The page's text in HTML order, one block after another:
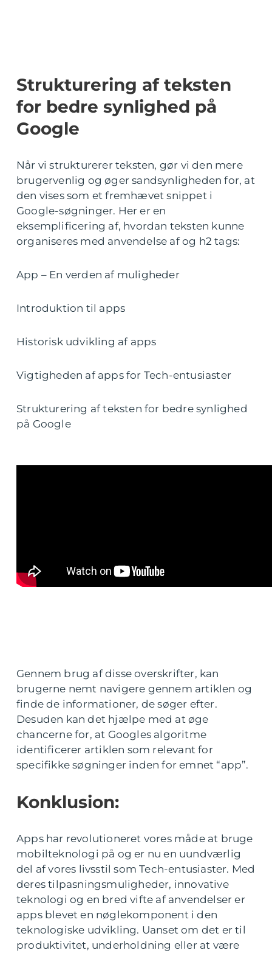
Strukturering af teksten
for bedre synlighed på
Google
Når vi strukturerer teksten, gør vi den mere
brugervenlig og øger sandsynligheden for, at
den vises som et fremhævet snippet i
Google-søgninger. Her er en
eksemplificering af, hvordan teksten kunne
organiseres med anvendelse af og h2 tags:
App – En verden af muligheder
Introduktion til apps
Historisk udvikling af apps
Vigtigheden af apps for Tech-entusiaster
Strukturering af teksten for bedre synlighed
på Google
Gennem brug af disse overskrifter, kan
brugerne nemt navigere gennem artiklen og
finde de informationer, de søger efter.
Desuden kan det hjælpe med at øge
chancerne for, at Googles algoritme
identificerer artiklen som relevant for
specifikke søgninger inden for emnet “app”.
Konklusion:
Apps har revolutioneret vores måde at bruge
mobilteknologi på og er nu en uundværlig
del af vores livsstil som Tech-entusiaster. Med
deres tilpasningsmuligheder, innovative
teknologi og en bred vifte af anvendelser er
apps blevet en nøglekomponent i den
teknologiske udvikling. Uanset om det er til
produktivitet, underholdning eller at være